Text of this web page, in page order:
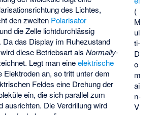
(
M
ul
ti-
D
o
m
ai
n-
V
des Lichtes,
den zweiten Polarisator
die Zelle lichtdurchlässig
Da das Display im Ruhezustand
diese Betriebsart alsNormally-
Legt man eineelektrische
Elektroden an, so tritt unter dem
Feldes eine Drehung der
ein, die sich parallel zum
ausrichten. Die Verdrillung wird